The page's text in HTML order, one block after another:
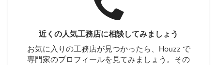
近くの人気工務店に相談してみましょう
お気に入りの工務店が見つかったら、Houzz で
専門家のプロフィールを見てみましょう。その